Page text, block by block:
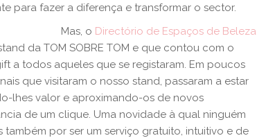
para fazer a diferença e transformar o sector.
Mas, o Directório de Espaços de Beleza
da TOM SOBRE TOM e que contou com o
a todos aqueles que se registaram. Em poucos
que visitaram o nosso stand, passaram a estar
lhes valor e aproximando-os de novos
de um clique. Uma novidade à qual ninguém
por ser um serviço gratuito, intuitivo e de